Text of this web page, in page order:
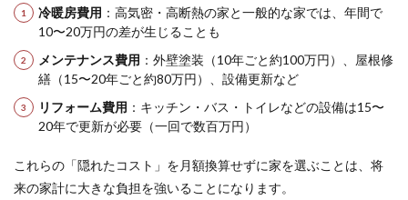
にな
るこ
と
6.2
FP相
談で
必ず
伝え
きこ
と
冷暖房費用 ：高気密・高断熱の家と一般的な家では、年間で
10〜20万円の差が生じることも
メンテナンス費用 ：外壁塗装（10年ごと約100万円）、屋根修
繕（15〜20年ごと約80万円）、設備更新など
リフォーム費用 ：キッチン・バス・トイレなどの設備は15〜
20年で更新が必要（一回で数百万円）
これらの「隠れたコスト」を月額換算せずに家を選ぶことは、将
来の家計に大きな負担を強いることになります。